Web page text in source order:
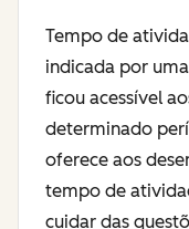
Tempo de
indicada por
ficou acessível
determinado
oferece aos
tempo de
cuidar das